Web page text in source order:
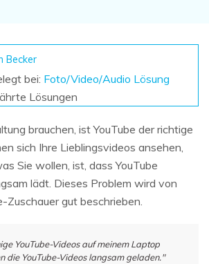
Becker
bei: Foto/Video/Audio Lösung
Lösungen
brauchen, ist YouTube der richtige
sich Ihre Lieblingsvideos ansehen,
Sie wollen, ist, dass YouTube
lädt. Dieses Problem wird von
Zuschauer gut beschrieben.
YouTube-Videos auf meinem Laptop
die YouTube-Videos langsam geladen."